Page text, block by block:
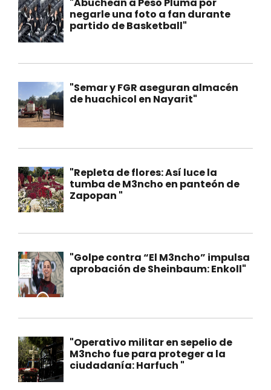
"Abuchean a Peso Pluma por
negarle una foto a fan durante
partido de Basketball"
"Semar y FGR aseguran almacén
de huachicol en Nayarit"
"Repleta de flores: Así luce la
tumba de M3ncho en panteón de
Zapopan "
"Golpe contra “El M3ncho” impulsa
aprobación de Sheinbaum: Enkoll"
"Operativo militar en sepelio de
M3ncho fue para proteger a la
ciudadanía: Harfuch "